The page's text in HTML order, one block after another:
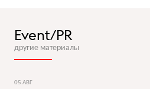
Event/PR
другие материалы
05 АВГ